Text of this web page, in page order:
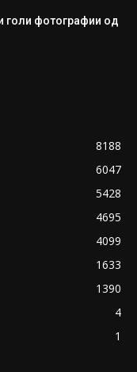
голи фотографии од
8188
6047
5428
4695
4099
1633
1390
4
1